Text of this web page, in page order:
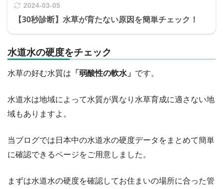
2024-03-05
【30秒診断】水草が育たない原因を簡単チェック！
水道水の硬度をチェック
水草の好む水質は 「弱酸性の軟水」 です。
水道水は地域によって水質が異なり水草育成に適さない地
域もありますよ。
当ブログでは日本中の水道水の硬度データをまとめて簡単
に確認できるページをご用意しました。
まずは水道水の硬度を確認してお住まいの場所に合った管